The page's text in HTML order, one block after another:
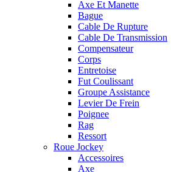
Axe Et Manette
Bague
Cable De Rupture
Cable De Transmission
Compensateur
Corps
Entretoise
Fut Coulissant
Groupe Assistance
Levier De Frein
Poignee
Rag
Ressort
Roue Jockey
Accessoires
Axe